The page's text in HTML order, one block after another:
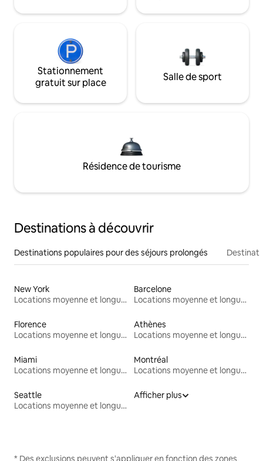
Stationnement
gratuit sur place
Salle de sport
Résidence de tourisme
Destinations à découvrir
Destinations populaires pour des séjours prolongés
New York
Locations moyenne et longue durée
Barcelone
Locations moyenne et longue durée
Florence
Locations moyenne et longue durée
Athènes
Locations moyenne et longue durée
Miami
Locations moyenne et longue durée
Montréal
Locations moyenne et longue durée
Seattle
Locations moyenne et longue durée
Afficher plus
* Des exclusions peuvent s'appliquer en fonction des zones